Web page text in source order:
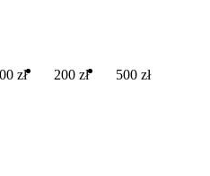
zł 200 zł 500 zł